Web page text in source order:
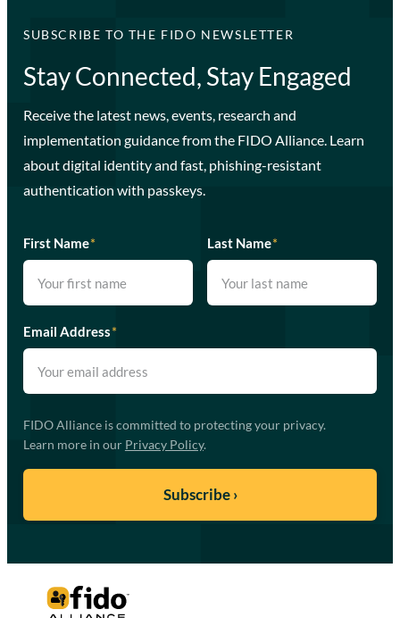
SUBSCRIBE TO THE FIDO NEWSLETTER
Stay Connected, Stay Engaged
Receive the latest news, events, research and
implementation guidance from the FIDO Alliance. Learn
about digital identity and fast, phishing-resistant
authentication with passkeys.
First Name* Last Name*
Email Address*
FIDO Alliance is committed to protecting your privacy.
Learn more in our Privacy Policy.